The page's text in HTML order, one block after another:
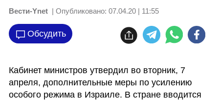
Вести-Ynet | Опубликовано: 07.04.20 | 11:55
Обсудить
Кабинет министров утвердил во вторник, 7
апреля, дополнительные меры по усилению
особого режима в Израиле. В стране вводится